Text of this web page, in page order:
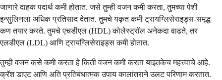
जाणारे दाहक पदार्थ कमी होतात. जसे तुम्ही वजन कमी करता, तुमच्या पेशी
इन्सुलिनला अधिक प्रतिसाद देतात. तुमचे यकृत कमी ट्रायग्लिसेराइड्स-समृद्ध
कण तयार करते. तुमचे एचडीएल (HDL) कोलेस्ट्रॉल अनेकदा वाढते, तर
एलडीएल (LDL) आणि ट्रायग्लिसेराइड्स कमी होतात.
तुम्ही वजन कसे कमी करता हे किती वजन कमी करता याइतकेच महत्त्वाचे आहे.
क्रॅश डाएट आणि अति प्रतिबंधात्मक उपाय कालांतराने उलट परिणाम करतात.